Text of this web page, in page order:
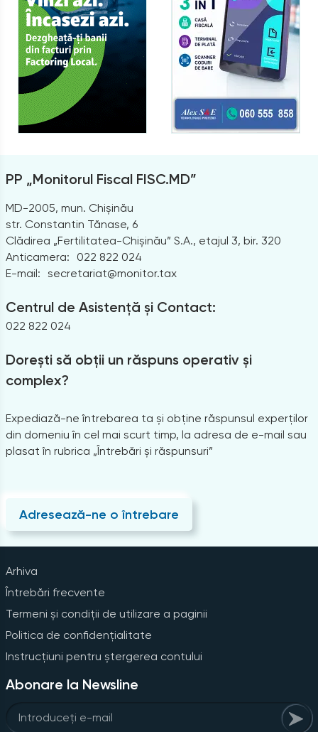
PP „Monitorul Fiscal FISC.MD”
MD-2005, mun. Chișinău
str. Constantin Tănase, 6
Clădirea „Fertilitatea-Chișinău” S.A., etajul 3, bir. 320
Anticamera:
022 822 024
E-mail: secretariat@monitor.tax
Centrul de Asistență și Contact:
022 822 024
Dorești să obții un răspuns operativ și
complex?
Expediază-ne întrebarea ta și obține răspunsul experților
din domeniu în cel mai scurt timp, la adresa de e-mail sau
plasat în rubrica „Întrebări și răspunsuri”
Adresează-ne o întrebare
Arhiva
Întrebări frecvente
Termeni și condiții de utilizare a paginii
Politica de confidențialitate
Instrucțiuni pentru ștergerea contului
Abonare la Newsline